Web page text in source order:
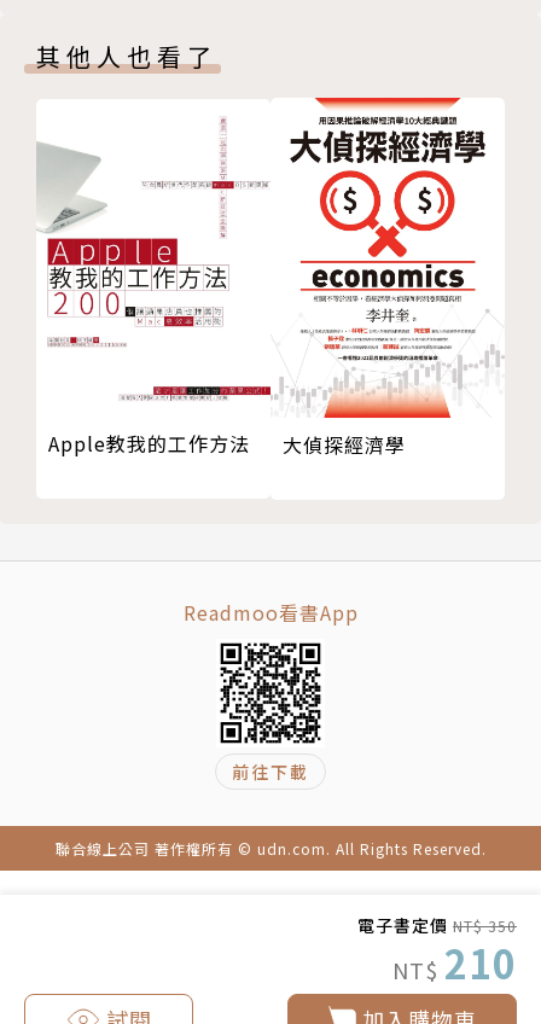
電子書定價 NT$ 350
NT$ 210
抑揚頓挫的訣竅，
克服人前說話的恐懼，提升感染力與影響力，讓你說得
▲上台前▲
→用正確的方式看待並相信自己──你的思想與經驗，
都有分享的價值。
→適當地自我欺騙＋採取行動──預想自己的成功及所
以的突發狀況。
→放棄完美主義──世上唯一不會變的事，就是所有事
■在台上■
→將「驚嚇」化為「驚喜」──柔軟的身段與彈性的內
→話題因人、時、地制宜──別只在台上成就自己，卻
讓台下聽眾一無所得！
→你越敢嘗試，就越多故事──將自己的經歷與體悟化
為最引人入勝的素材！
→先感動自己，再感動他人──將生命裡的喜怒哀樂，
不保留地說進對方心裡。
零！
第１４招／「天生反骨」，助你話題不斷、滔滔不絕！
第１５招／有趣的類比，不僅能立即上手，還能讓聽眾
一聽就懂！
第１６招／作為一位講者，該使用PPT嗎？該怎麼使
用？
Chapter３─走下舞台篇
第１７招／別只在舞台上成就自己，卻讓台下聽眾一無
所得！
第１８招／你所有的嘗試和衝撞，都是最好的台上故事
第１９招／所有在你身上發生的事，都是最好的演講素
第２０招／在台上滔滔不絕、游刃有餘的偷吃步！
第２４招／用自己的身體使自己鬥志高昂！
Chapter４─成為專業講者篇
第２５招／任何人都能立刻上手的舞台自造術！
第２６招／站在巨人的肩膀上，精準鎖定會為你買單的
第２７招／將創見以書籍的形式呈現，讓著作成為最吸
引人的名片！
第２８招／別讓自尊與情緒限制自己的成長！
第３０招／訓練出自己的分身，共同強化品牌強度，才
是長久之道！
其他人也看了
Apple教我的工作方法 大偵探經濟學
Readmoo看書App
前往下載
聯合線上公司 著作權所有 © udn.com. All Rights Reserved.